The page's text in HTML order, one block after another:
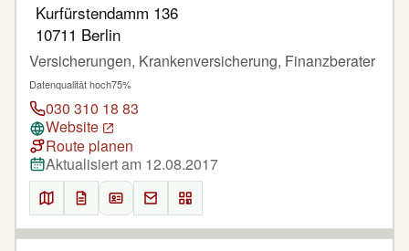
Kurfürstendamm 136
10711 Berlin
Versicherungen, Krankenversicherung, Finanzberater
Datenqualität hoch75%
030 310 18 83
Website
Route planen
Aktualisiert am 12.08.2017